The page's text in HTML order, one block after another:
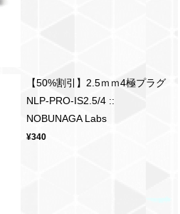
【50%割引】2.5ｍｍ4極プラグ
NLP-PRO-IS2.5/4 ::
NOBUNAGA Labs
¥340